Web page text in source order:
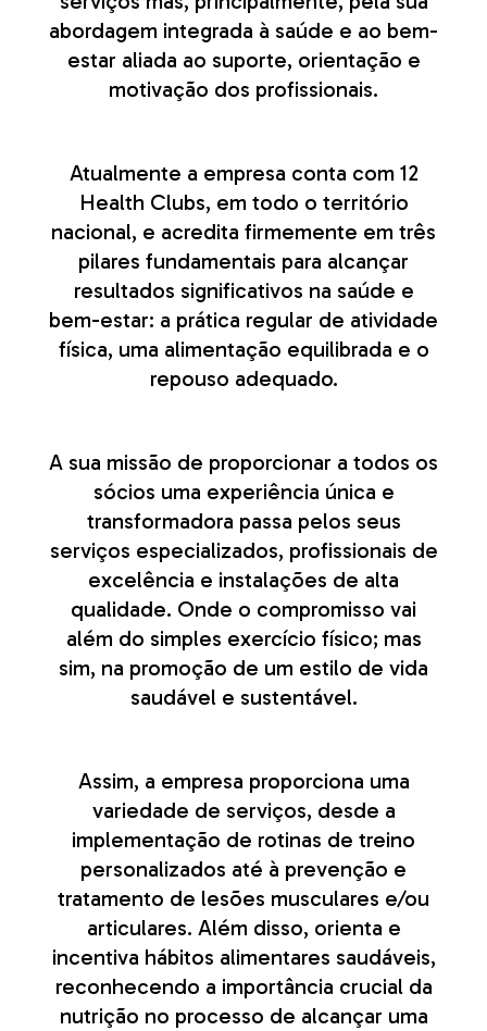
abordagem integrada à saúde e ao bem-
estar aliada ao suporte, orientação e
motivação dos profissionais.
Atualmente a empresa conta com 12
Health Clubs, em todo o território
nacional, e acredita firmemente em três
pilares fundamentais para alcançar
resultados significativos na saúde e
bem-estar: a prática regular de atividade
física, uma alimentação equilibrada e o
repouso adequado.
A sua missão de proporcionar a todos os
sócios uma experiência única e
transformadora passa pelos seus
serviços especializados, profissionais de
excelência e instalações de alta
qualidade. Onde o compromisso vai
além do simples exercício físico; mas
sim, na promoção de um estilo de vida
saudável e sustentável.
Assim, a empresa proporciona uma
variedade de serviços, desde a
implementação de rotinas de treino
personalizados até à prevenção e
tratamento de lesões musculares e/ou
articulares. Além disso, orienta e
incentiva hábitos alimentares saudáveis,
reconhecendo a importância crucial da
nutrição no processo de alcançar uma